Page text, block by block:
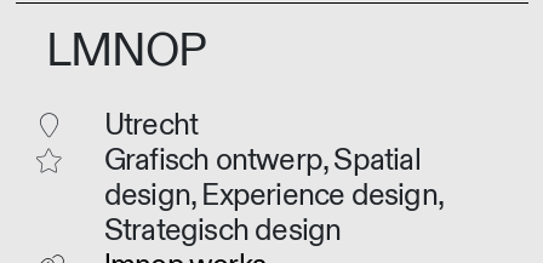
LMNOP
Utrecht
Grafisch ontwerp, Spatial
design, Experience design,
Strategisch design